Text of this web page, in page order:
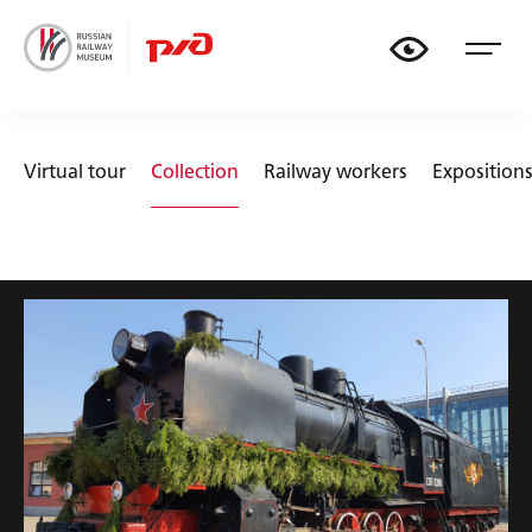
📏
🚃
🚂
Virtual tour Collection Railway workers Expositions